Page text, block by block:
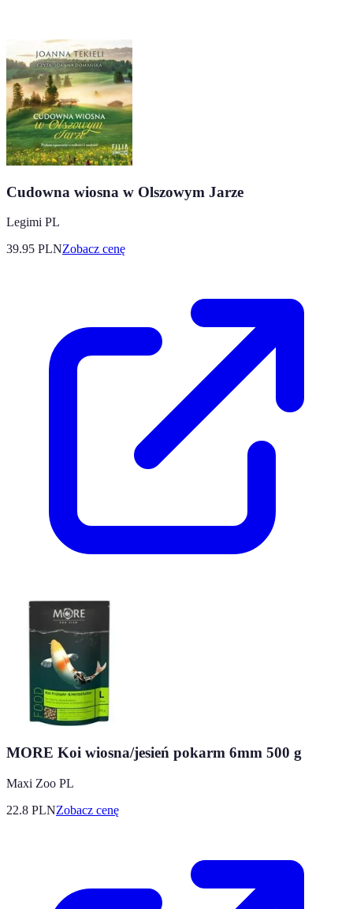
Cudowna wiosna w Olszowym Jarze
Legimi PL
39.95 PLNZobacz cenę
MORE Koi wiosna/jesień pokarm 6mm 500 g
Maxi Zoo PL
22.8 PLNZobacz cenę